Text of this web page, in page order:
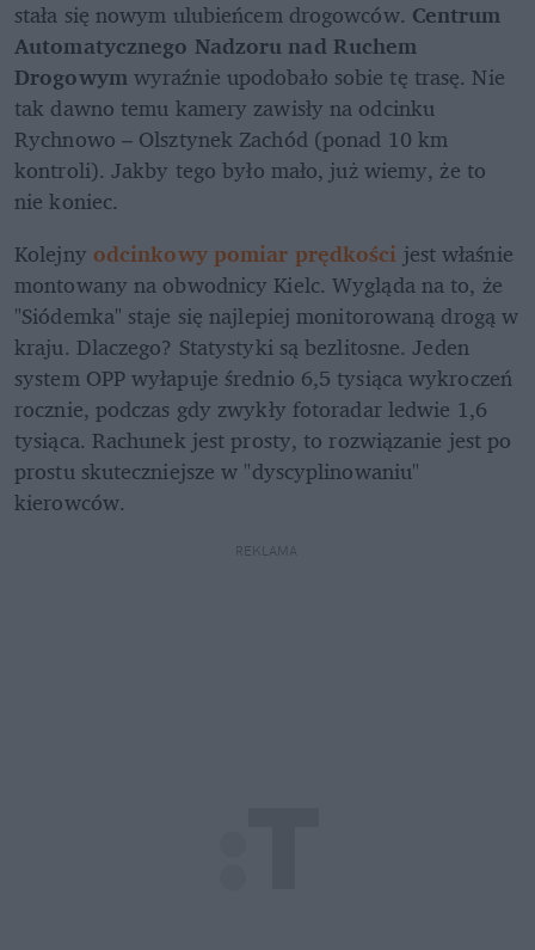
stała się nowym ulubieńcem drogowców. Centrum
Automatycznego Nadzoru nad Ruchem
Drogowym wyraźnie upodobało sobie tę trasę. Nie
tak dawno temu kamery zawisły na odcinku
Rychnowo – Olsztynek Zachód (ponad 10 km
kontroli). Jakby tego było mało, już wiemy, że to
nie koniec.
Kolejny odcinkowy pomiar prędkości jest właśnie
montowany na obwodnicy Kielc. Wygląda na to, że
"Siódemka" staje się najlepiej monitorowaną drogą w
kraju. Dlaczego? Statystyki są bezlitosne. Jeden
system OPP wyłapuje średnio 6,5 tysiąca wykroczeń
rocznie, podczas gdy zwykły fotoradar ledwie 1,6
tysiąca. Rachunek jest prosty, to rozwiązanie jest po
prostu skuteczniejsze w "dyscyplinowaniu"
kierowców.
REKLAMA